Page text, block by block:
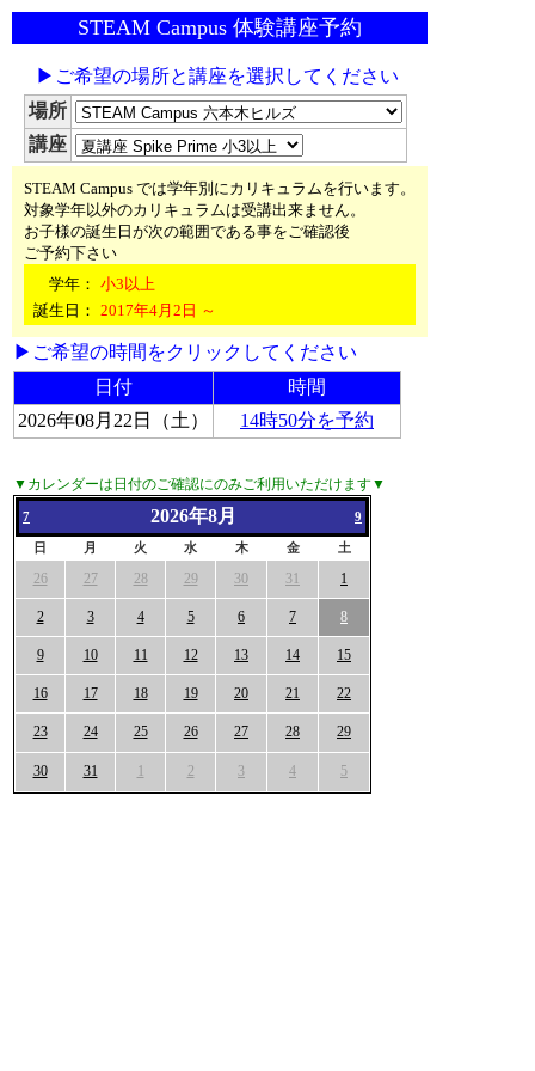
STEAM Campus 体験講座予約
▶ご希望の場所と講座を選択してください
場所
講座
STEAM Campus では学年別にカリキュラムを行います。
対象学年以外のカリキュラムは受講出来ません。
お子様の誕生日が次の範囲である事をご確認後
ご予約下さい
学年： 小3以上
誕生日： 2017年4月2日 ～
▶ご希望の時間をクリックしてください
日付
時間
2026年08月22日（土）
14時50分を予約
▼カレンダーは日付のご確認にのみご利用いただけます▼
7 2026年8月 9
日 月 火 水 木 金 土
26 27 28 29 30 31 1
2 3 4 5 6 7 8
9 10 11 12 13 14 15
16 17 18 19 20 21 22
23 24 25 26 27 28 29
30 31 1 2 3 4 5